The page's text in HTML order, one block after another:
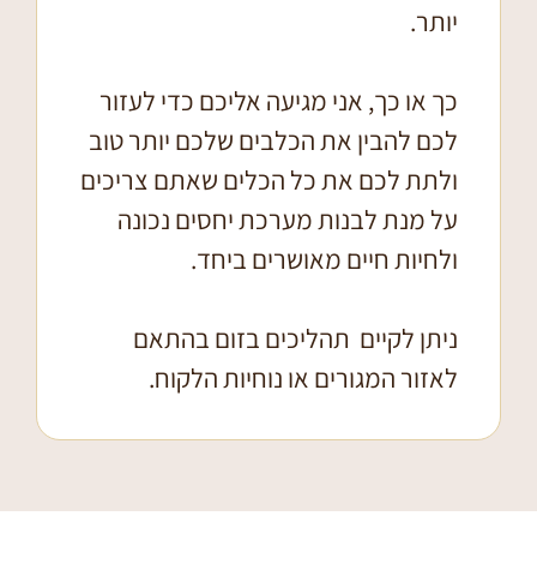
יותר.
כך או כך, אני מגיעה אליכם כדי לעזור
לכם להבין את הכלבים שלכם יותר טוב
ולתת לכם את כל הכלים שאתם צריכים
על מנת לבנות מערכת יחסים נכונה
ולחיות חיים מאושרים ביחד.
ניתן לקיים תהליכים בזום בהתאם
לאזור המגורים או נוחיות הלקוח.